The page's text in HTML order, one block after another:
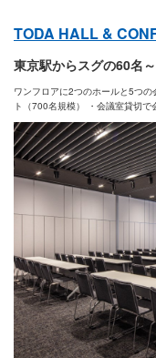
TODA HALL &
東京駅からスグの60名
ワンフロアに2つのホールと5つの会議室がある
ト（700名規模） ・会議室貸切
数コンテンツを同時開催 などなど お使いいただく会場によって、運用は様々です。
いうイベントですが、どういう運
気軽にお問い合わせください。